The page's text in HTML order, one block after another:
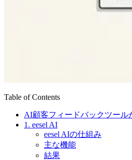
Table of Contents
AI顧客フィードバックツール
1. eesel AI
eesel AIの仕組み
主な機能
結果